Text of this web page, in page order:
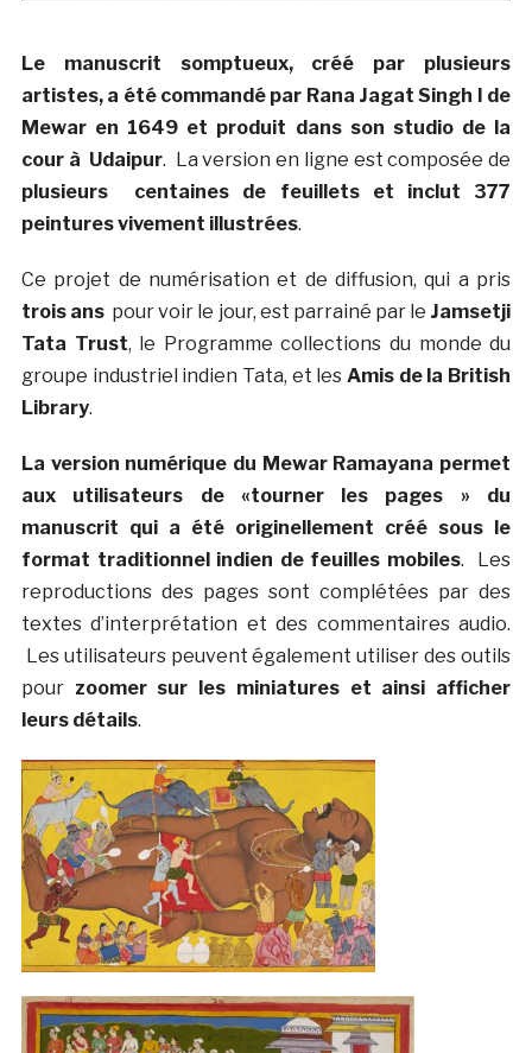
Le manuscrit somptueux, créé par plusieurs
artistes, a été commandé par Rana Jagat Singh I de
Mewar en 1649 et produit dans son studio de la
cour à Udaipur. La version en ligne est composée de
plusieurs
centaines de feuillets et inclut 377
peintures vivement illustrées.
Ce projet de numérisation et de diffusion, qui a pris
trois ans pour voir le jour, est parrainé par le Jamsetji
Tata Trust, le Programme collections du monde du
groupe industriel indien Tata, et lesAmis de la British
Library.
La version numérique du Mewar Ramayana permet
aux utilisateurs de «tourner les pages » du
manuscrit qui a été originellement créé sous le
format traditionnel indien de feuilles mobiles. Les
reproductions des pages sont complétées par des
textes d’interprétation et des commentaires audio.
Les utilisateurs peuvent également utiliser des outils
pour zoomer sur les miniatures et ainsi afficher
leurs détails.